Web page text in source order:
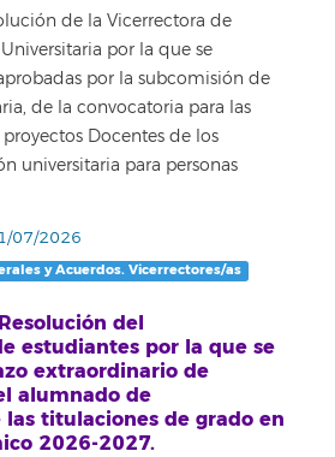
de la Vicerrectora de
por la que se
por la subcomisión de
de la convocatoria para las
Docentes de los
universitaria para personas
07/2026
y Acuerdos. Vicerrectores/as
del
estudiantes por la que se
extraordinario de
alumnado de
titulaciones de grado en
2026-2027.